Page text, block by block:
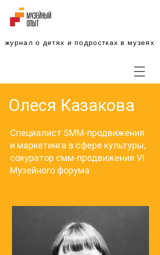
журнал о детях и подростках в музеях
Олеся Казакова
Cпециалист SMM-продвижения
и маркетинга в сфере культуры,
сокуратор смм-продвижения VI
Музейного форума